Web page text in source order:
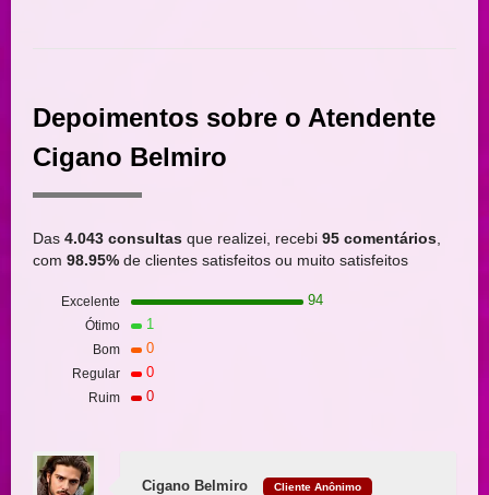
Depoimentos sobre o Atendente
Cigano Belmiro
Das 4.043 consultas que realizei, recebi 95 comentários
com 98.95% de clientes satisfeitos ou muito satisfeitos
Excelente 94
Ótimo 1
Bom 0
Regular 0
Ruim 0
Cigano Belmiro Cliente Anônimo